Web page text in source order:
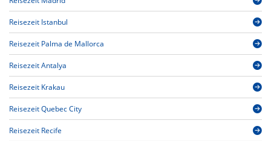
Reisezeit Istanbul
Reisezeit Palma de Mallorca
Reisezeit Antalya
Reisezeit Krakau
Reisezeit Quebec City
Reisezeit Recife